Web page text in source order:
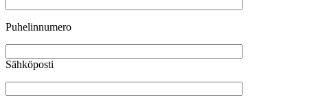
Puhelinnumero
Sähköposti